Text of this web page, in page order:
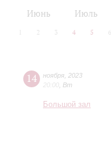
Июнь Июль
2 3 4 5 6
14 ноября 2023
20:00 Вт
Большой зал